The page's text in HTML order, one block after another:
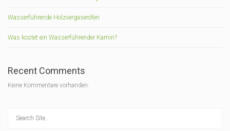
Wasserführende Holzvergaseröfen
Was kostet ein Wasserführender Kamin?
Recent Comments
Keine Kommentare vorhanden.